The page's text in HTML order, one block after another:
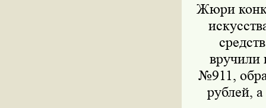
Жюри
вручили
№911,
рублей,